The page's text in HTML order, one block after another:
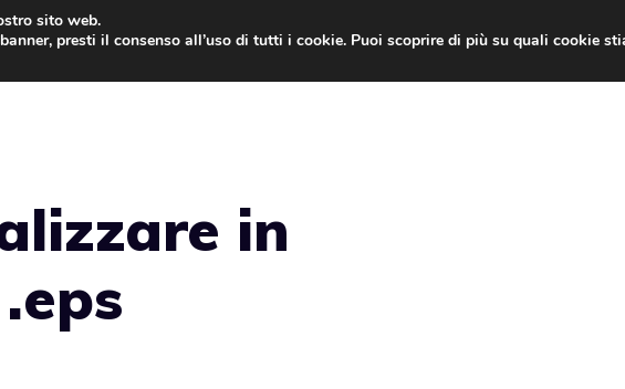
in
sito web.
presti il consenso all’uso di tutti i cookie. Puoi scoprire di più su quali cookie